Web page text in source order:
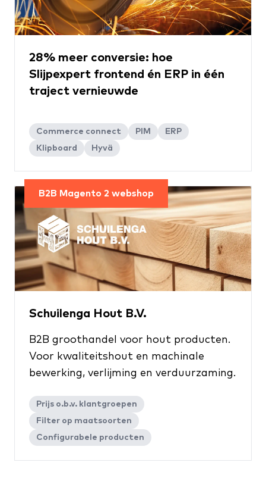
28% meer conversie: hoe
Slijpexpert frontend én ERP in één
traject vernieuwde
Commerce connect PIM
ERP
Klipboard
Hyvä
B2B Magento 2 webshop
Schuilenga Hout B.V.
B2B groothandel voor hout producten.
Voor kwaliteitshout en machinale
bewerking, verlijming en verduurzaming.
Prijs o.b.v. klantgroepen
Filter op maatsoorten
Configurabele producten